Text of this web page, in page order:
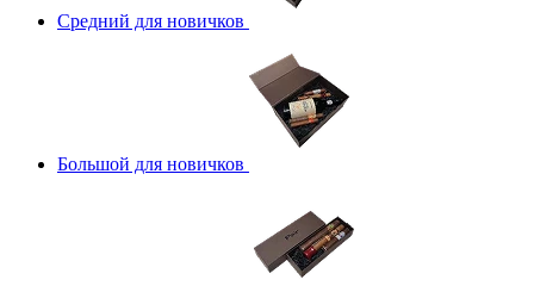
Средний для новичков
Большой для новичков